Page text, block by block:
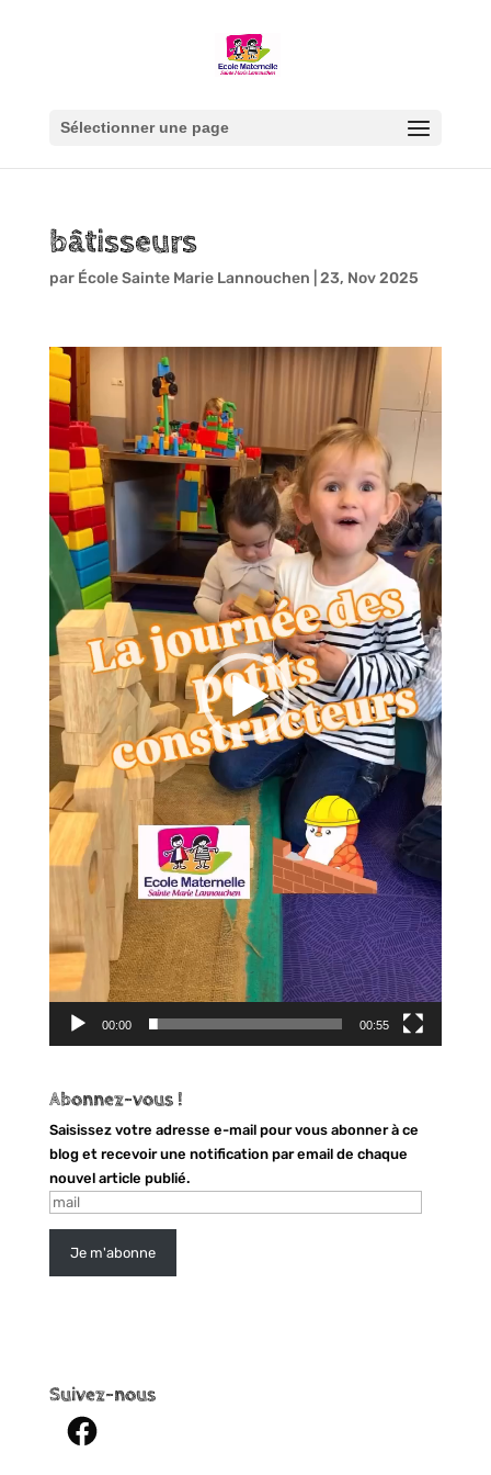
Sélectionner une page
bâtisseurs
par École Sainte Marie Lannouchen 23, Nov 2025
Lecteur
vidéo
00:00 00:55
Abonnez-vous !
Saisissez votre adresse e-mail pour vous abonner à ce
blog et recevoir une notification par email de chaque
nouvel article publié.
mail
Je m'abonne
Suivez-nous
Facebook